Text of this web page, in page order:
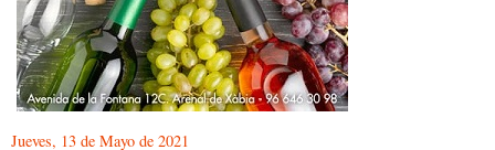
Jueves, 13 de Mayo de 2021